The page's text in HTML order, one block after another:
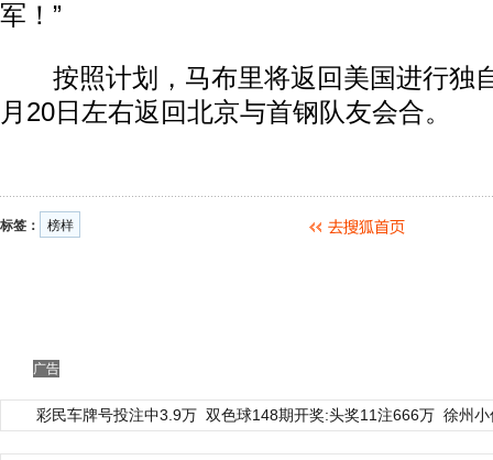
军！”
按照计划，马布里将返回美国进行独
月20日左右返回北京与首钢队友会合。
标签： 榜样
广告
彩民车牌号投注中3.9万 双色球148期开奖:头奖11注666万 徐州